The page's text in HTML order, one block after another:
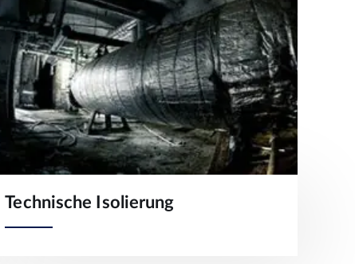
Technische Isolierung